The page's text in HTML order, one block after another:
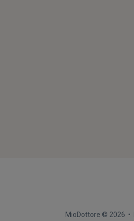
MioDottore © 2026 •